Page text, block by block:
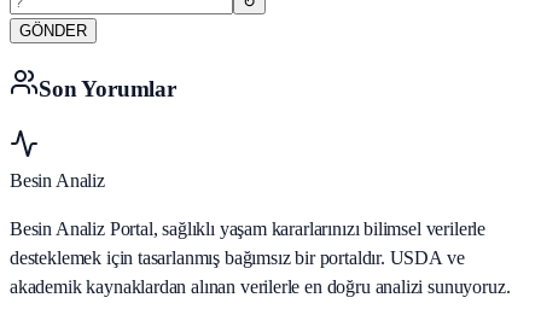
GÖNDER
Son Yorumlar
Besin Analiz
Besin Analiz Portal, sağlıklı yaşam kararlarınızı bilimsel verilerle
desteklemek için tasarlanmış bağımsız bir portaldır. USDA ve
akademik kaynaklardan alınan verilerle en doğru analizi sunuyoruz.